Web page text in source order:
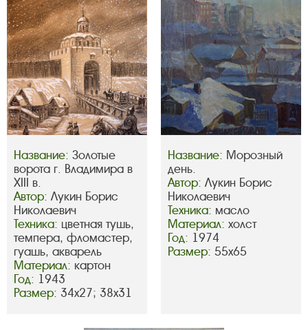
Название: Золотые
ворота г. Владимира в
XIII в.
Автор: Лукин Борис
Николаевич
Техника: цветная тушь,
темпера, фломастер,
гуашь, акварель
Материал: картон
Год: 1943
Размер: 34х27; 38х31
Название: Морозный
день.
Автор: Лукин Борис
Николаевич
Техника: масло
Материал: холст
Год: 1974
Размер: 55х65